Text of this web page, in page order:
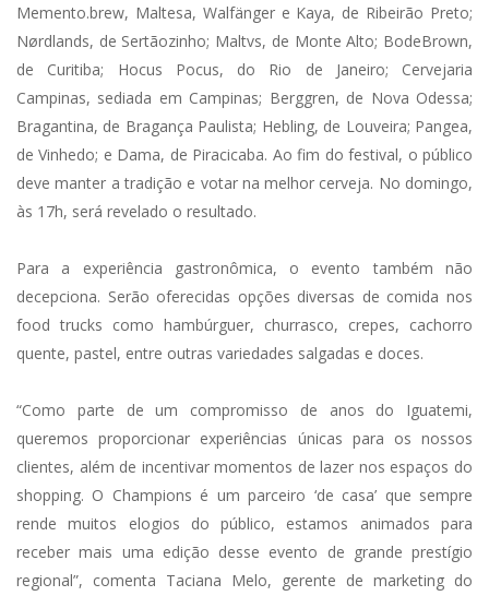
Memento.brew, Maltesa, Walfänger e Kaya, de Ribeirão Preto;
Nørdlands, de Sertãozinho; Maltvs, de Monte Alto; BodeBrown,
de Curitiba; Hocus Pocus, do Rio de Janeiro; Cervejaria
Campinas, sediada em Campinas; Berggren, de Nova Odessa;
Bragantina, de Bragança Paulista; Hebling, de Louveira; Pangea,
de Vinhedo; e Dama, de Piracicaba. Ao fim do festival, o público
deve manter a tradição e votar na melhor cerveja. No domingo,
às 17h, será revelado o resultado.
Para a experiência gastronômica, o evento também não
decepciona. Serão oferecidas opções diversas de comida nos
food trucks como hambúrguer, churrasco, crepes, cachorro
quente, pastel, entre outras variedades salgadas e doces.
“Como parte de um compromisso de anos do Iguatemi,
queremos proporcionar experiências únicas para os nossos
clientes, além de incentivar momentos de lazer nos espaços do
shopping. O Champions é um parceiro ‘de casa’ que sempre
rende muitos elogios do público, estamos animados para
receber mais uma edição desse evento de grande prestígio
regional”, comenta Taciana Melo, gerente de marketing do